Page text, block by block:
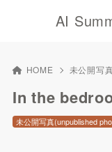
AI
HOME 未公開写
In the
未公開写真(unpublished